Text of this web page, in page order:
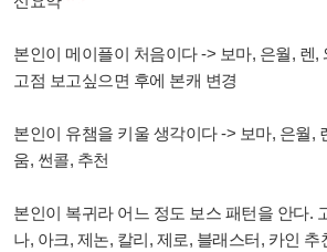
본인이 메이플이 처음이다 -> 보마, 은월, 렌,
고점 보고싶으면 후에 본캐 변경
본인이 유챔을 키울 생각이다 -> 보마, 은월,
움, 썬콜, 추천
본인이 복귀라 어느 정도 보스 패턴을 안다.
나, 아크, 제논, 칼리, 제로, 블래스터, 카인 추